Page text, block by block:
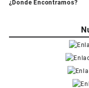
¿Donde Encontrarnos?